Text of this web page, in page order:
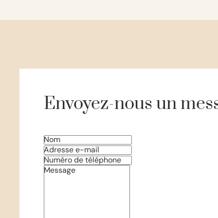
Envoyez-nous un
Nom
Adresse e-mail
Numéro de téléphone
Message